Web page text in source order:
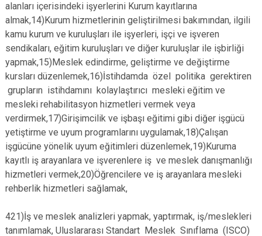
alanları içerisindeki işyerlerini Kurum kayıtlarına
almak,14)Kurum hizmetlerinin geliştirilmesi bakımından, ilgili
kamu kurum ve kuruluşları ile işyerleri, işçi ve işveren
sendikaları, eğitim kuruluşları ve diğer kuruluşlar ile işbirliği
yapmak,15)Meslek edindirme, geliştirme ve değiştirme
kursları düzenlemek,16)İstihdamda özel politika gerektiren
grupların istihdamını kolaylaştırıcı mesleki eğitim ve
mesleki rehabilitasyon hizmetleri vermek veya
verdirmek,17)Girişimcilik ve işbaşı eğitimi gibi diğer işgücü
yetiştirme ve uyum programlarını uygulamak,18)Çalışan
işgücüne yönelik uyum eğitimleri düzenlemek,19)Kuruma
kayıtlı iş arayanlara ve işverenlere iş ve meslek danışmanlığı
hizmetleri vermek,20)Öğrencilere ve iş arayanlara mesleki
rehberlik hizmetleri sağlamak,
421)İş ve meslek analizleri yapmak, yaptırmak, iş/meslekleri
tanımlamak, Uluslararası Standart Meslek Sınıflama (ISCO)